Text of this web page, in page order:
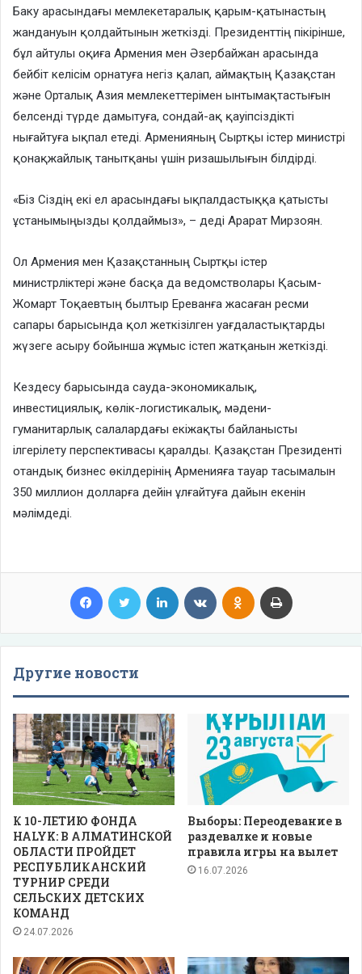
Баку арасындағы мемлекетаралық қарым-қатынастың
жандануын қолдайтынын жеткізді. Президенттің пікірінше,
бұл айтулы оқиға Армения мен Әзербайжан арасында
бейбіт келісім орнатуға негіз қалап, аймақтың Қазақстан
және Орталық Азия мемлекеттерімен ынтымақтастығын
белсенді түрде дамытуға, сондай-ақ қауіпсіздікті
нығайтуға ықпал етеді. Арменияның Сыртқы істер министрі
қонақжайлық танытқаны үшін ризашылығын білдірді.
«Біз Сіздің екі ел арасындағы ықпалдастыққа қатысты
ұстанымыңызды қолдаймыз», – деді Арарат Мирзоян.
Ол Армения мен Қазақстанның Сыртқы істер
министрліктері және басқа да ведомстволары Қасым-
Жомарт Тоқаевтың былтыр Ереванға жасаған ресми
сапары барысында қол жеткізілген уағдаластықтарды
жүзеге асыру бойынша жұмыс істеп жатқанын жеткізді.
Кездесу барысында сауда-экономикалық,
инвестициялық, көлік-логистикалық, мәдени-
гуманитарлық салалардағы екіжақты байланысты
ілгерілету перспективасы қаралды. Қазақстан Президенті
отандық бизнес өкілдерінің Арменияға тауар тасымалын
350 миллион долларға дейін ұлғайтуға дайын екенін
мәлімдеді.
Facebook Twitter LinkedIn VKontakteOdnoklassniki
Другие новости
К 10-ЛЕТИЮ ФОНДА
HALYK: В АЛМАТИНСКОЙ
ОБЛАСТИ ПРОЙДЕТ
РЕСПУБЛИКАНСКИЙ
ТУРНИР СРЕДИ
СЕЛЬСКИХ ДЕТСКИХ
КОМАНД
24.07.2026
Выборы: Переодевание в
раздевалке и новые
правила игры на вылет
16.07.2026